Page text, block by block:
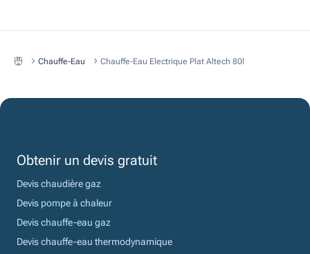
Chauffe-Eau Chauffe-Eau Electrique Plat Altech 80l
Obtenir un devis gratuit
Devis chaudière gaz
Devis pompe à chaleur
Devis chauffe-eau gaz
Devis chauffe-eau thermodynamique